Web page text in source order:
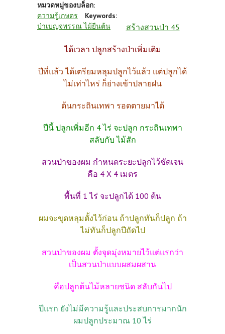
หมวดหมู่ของบล็อก:
ความรู้เกษตร
Keywords:
ป่าเบญจพรรณ ไม้ยืนต้น
สร้างสวนป่า 45
ได้เวลา ปลูกสร้างป่าเพิ่มเติม
ปีที่แล้ว ได้เตรียมหลุมปลูกไว้แล้ว แต่ปลูกได้
ไม่เท่าไหร่ ก็ย่างเข้าปลายฝน
ต้นกระถินเทพา รอดตายมาได้
ปีนี้ ปลูกเพิ่มอีก 4 ไร่ จะปลูก กระถินเทพา
สลับกับ ไม้สัก
สวนป่าของผม กำหนดระยะปลูกไว้ชัดเจน
คือ 4 X 4 เมตร
พื้นที่ 1 ไร่ จะปลูกได้ 100 ต้น
ผมจะขุดหลุมตั้งไว้ก่อน ถ้าปลูกทันก็ปลูก ถ้า
ไม่ทันก็ปลูกปีถัดไป
สวนป่าของผม ตั้งจุดมุ่งหมายไว้แต่แรกว่า
เป็นสวนป่าแบบผสมผสาน
คือปลูกต้นไม้หลายชนิด สลับกันไป
ปีแรก ยังไม่มีความรู้และประสบการมากนัก
ผมปลูกประมาณ 10 ไร่